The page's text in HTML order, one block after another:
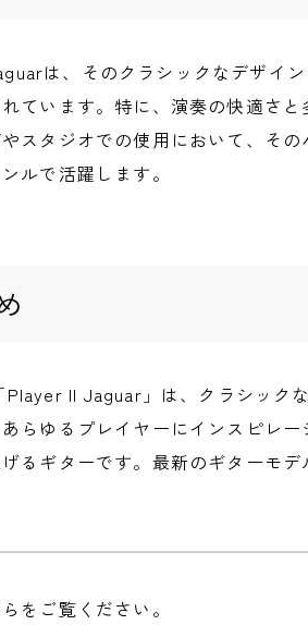
は、そのクラシックなデザイ
れています。特に、演奏の快適さ
スタジオでの使用において、そ
ルで活躍します。
Player II Jaguar」は、クラシック
らゆるプレイヤーにインスピレ
るギターです。最新のギターモ
をご覧ください。